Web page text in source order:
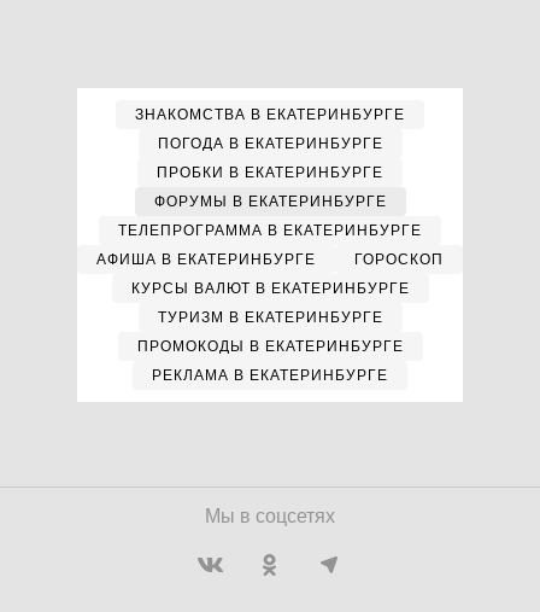
ЗНАКОМСТВА В ЕКАТЕРИНБУРГЕ
ПОГОДА В ЕКАТЕРИНБУРГЕ
ПРОБКИ В ЕКАТЕРИНБУРГЕ
ФОРУМЫ В ЕКАТЕРИНБУРГЕ
ТЕЛЕПРОГРАММА В ЕКАТЕРИНБУРГЕ
АФИША В ЕКАТЕРИНБУРГЕ
ГОРОСКОП
КУРСЫ ВАЛЮТ В ЕКАТЕРИНБУРГЕ
ТУРИЗМ В ЕКАТЕРИНБУРГЕ
ПРОМОКОДЫ В ЕКАТЕРИНБУРГЕ
РЕКЛАМА В ЕКАТЕРИНБУРГЕ
Мы в соцсетях